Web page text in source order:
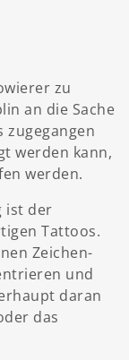
zu
an die Sache
zugegangen
werden kann,
werden.
ist der
Tattoos.
Zeichen-
und
daran
das